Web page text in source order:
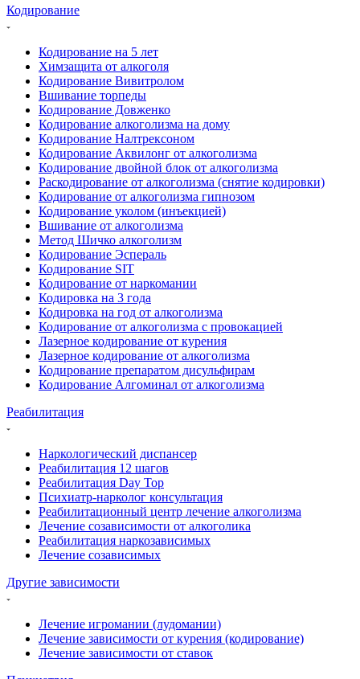
Кодирование
Кодирование на 5 лет
Химзащита от алкоголя
Кодирование Вивитролом
Вшивание торпеды
Кодирование Довженко
Кодирование алкоголизма на дому
Кодирование Налтрексоном
Кодирование Аквилонг от алкоголизма
Кодирование двойной блок от алкоголизма
Раскодирование от алкоголизма (снятие кодировки)
Кодирование от алкоголизма гипнозом
Кодирование уколом (инъекцией)
Вшивание от алкоголизма
Метод Шичко алкоголизм
Кодирование Эспераль
Кодирование SIT
Кодирование от наркомании
Кодировка на 3 года
Кодировка на год от алкоголизма
Кодирование от алкоголизма с провокацией
Лазерное кодирование от курения
Лазерное кодирование от алкоголизма
Кодирование препаратом дисульфирам
Кодирование Алгоминал от алкоголизма
Реабилитация
Наркологический диспансер
Реабилитация 12 шагов
Реабилитация Day Top
Психиатр-нарколог консультация
Реабилитационный центр лечение алкоголизма
Лечение созависимости от алкоголика
Реабилитация наркозависимых
Лечение созависимых
Другие зависимости
Лечение игромании (лудомании)
Лечение зависимости от курения (кодирование)
Лечение зависимости от ставок